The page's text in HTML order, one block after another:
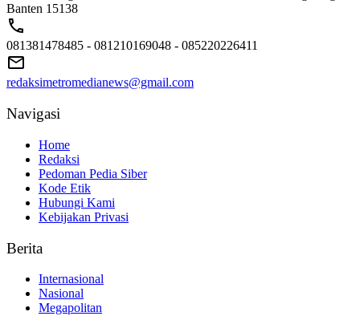
Banten 15138
081381478485 - 081210169048 - 085220226411
redaksimetromedianews@gmail.com
Navigasi
Home
Redaksi
Pedoman Pedia Siber
Kode Etik
Hubungi Kami
Kebijakan Privasi
Berita
Internasional
Nasional
Megapolitan